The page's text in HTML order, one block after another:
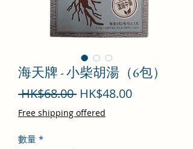
海天牌 - 小柴胡湯（6包）
HK$68.00 一
般
HK$48.00促
Free shipping offered
數量 *